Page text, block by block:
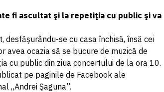
fi ascultat şi la repetiţia cu public şi va
se cu casa închisă, însă cei
avea ocazia să se bucure de muzică de
cu public din ziua concertului de la ora 10.
pe paginile de Facebook ale
„Andrei Şaguna”.